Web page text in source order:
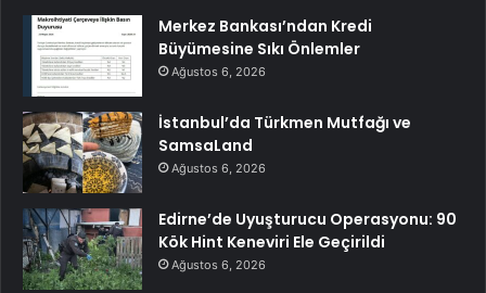
Merkez Bankası’ndan Kredi
Büyümesine Sıkı Önlemler
Ağustos 6, 2026
İstanbul’da Türkmen Mutfağı ve
SamsaLand
Ağustos 6, 2026
Edirne’de Uyuşturucu Operasyonu: 90
Kök Hint Keneviri Ele Geçirildi
Ağustos 6, 2026